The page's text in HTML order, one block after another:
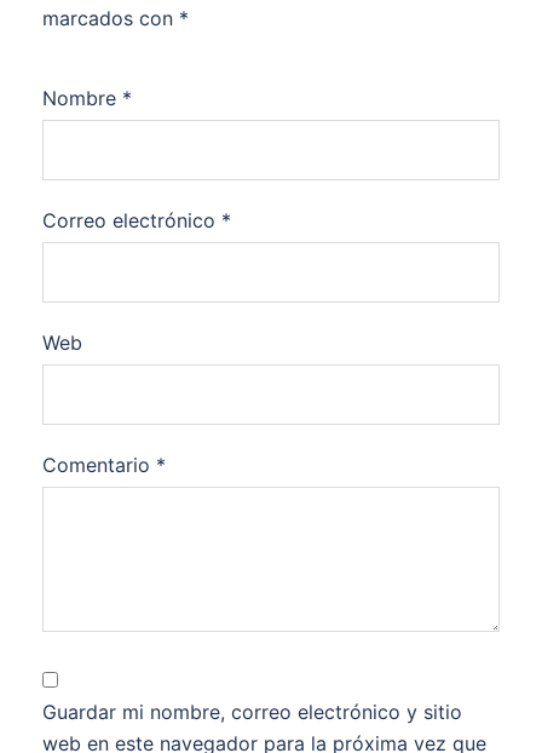
marcados con *
Nombre *
Correo electrónico *
Web
Comentario *
Guardar mi nombre, correo electrónico y sitio
web en este navegador para la próxima vez que